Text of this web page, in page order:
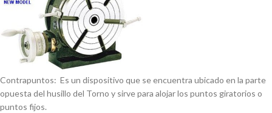
Contrapuntos: Es un dispositivo que se encuentra ubicado en la parte
opuesta del husillo del Torno y sirve para alojar los puntos giratorios o
puntos fijos.